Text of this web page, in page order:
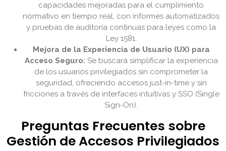
capacidades mejoradas para el cumplimiento
normativo en tiempo real, con informes automatizados
y pruebas de auditoría continuas para leyes como la
Ley 1581.
Mejora de la Experiencia de Usuario (UX) para
Acceso Seguro: Se buscará simplificar la experiencia
de los usuarios privilegiados sin comprometer la
seguridad, ofreciendo accesos just-in-time y sin
fricciones a través de interfaces intuitivas y SSO (Single
Sign-On).
Preguntas Frecuentes sobre
Gestión de Accesos Privilegiados